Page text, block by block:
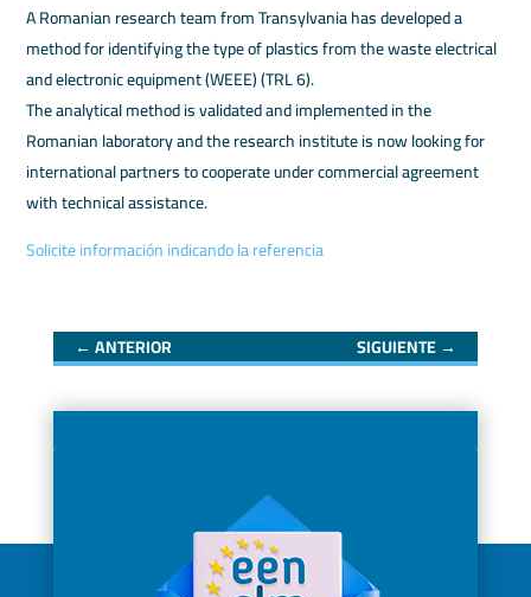
A Romanian research team from Transylvania has developed a
method for identifying the type of plastics from the waste electrical
and electronic equipment (WEEE) (TRL 6).
The analytical method is validated and implemented in the
Romanian laboratory and the research institute is now looking for
international partners to cooperate under commercial agreement
with technical assistance.
Solicite información indicando la referencia
←ANTERIOR SIGUIENTE→